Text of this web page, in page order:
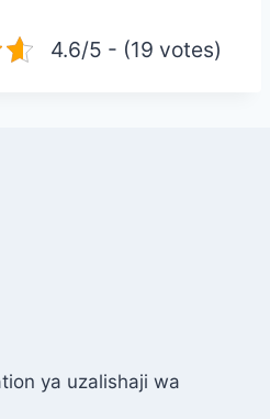
4.6/5 - (19 votes)
ya uzalishaji wa